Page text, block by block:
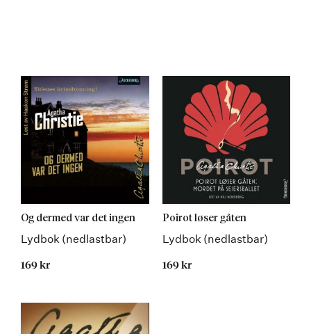
Og dermed var det ingen
Lydbok (nedlastbar)
169 kr
Poirot løser gåten
Lydbok (nedlastbar)
169 kr